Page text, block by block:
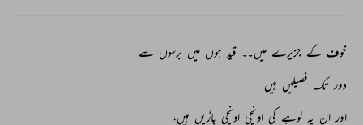
خوف کے جزیرے میں۔۔ قید ہوں میں برسوں سے
دور تک فصیلیں ہیں
اور ان پہ لوہے کی اونچی اونچی باڑیں ہیں،